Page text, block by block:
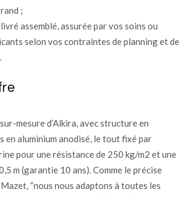
;
assemblé, assurée par vos soins ou
selon vos contraintes de planning et de
mesure d’Alkira, avec structure en
en aluminium anodisé, le tout fixé par
pour une résistance de 250 kg/m2 et une
m (garantie 10 ans). Comme le précise
“nous nous adaptons à toutes les